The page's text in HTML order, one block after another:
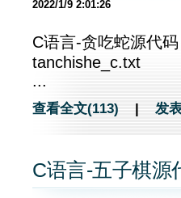
2022/1/9 2:01:26
C语言-贪吃蛇源代码
tanchishe_c.txt
...
查看全文(113) | 发
C语言-五子棋源